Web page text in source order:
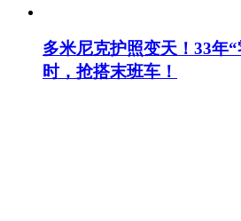
多米尼克护照变天！33年
时，抢搭末班车！